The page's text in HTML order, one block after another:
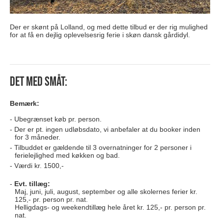
Der er skønt på Lolland, og med dette tilbud er der rig mulighed
for at få en dejlig oplevelsesrig ferie i skøn dansk gårdidyl.
Det med småt:
Bemærk:
Ubegrænset køb pr. person.
Der er pt. ingen udløbsdato, vi anbefaler at du booker inden
for 3 måneder.
Tilbuddet er gældende til 3 overnatninger for 2 personer i
ferielejlighed med køkken og bad.
Værdi kr. 1500,-
Evt. tillæg:
Maj, juni, juli, august, september og alle skolernes ferier kr.
125,- pr. person pr. nat.
Helligdags- og weekendtillæg hele året kr. 125,- pr. person pr.
nat.